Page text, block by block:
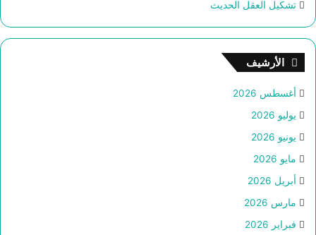
تشكيل العقل الحديث
الأرشيف
أغسطس 2026
يوليو 2026
يونيو 2026
مايو 2026
أبريل 2026
مارس 2026
فبراير 2026